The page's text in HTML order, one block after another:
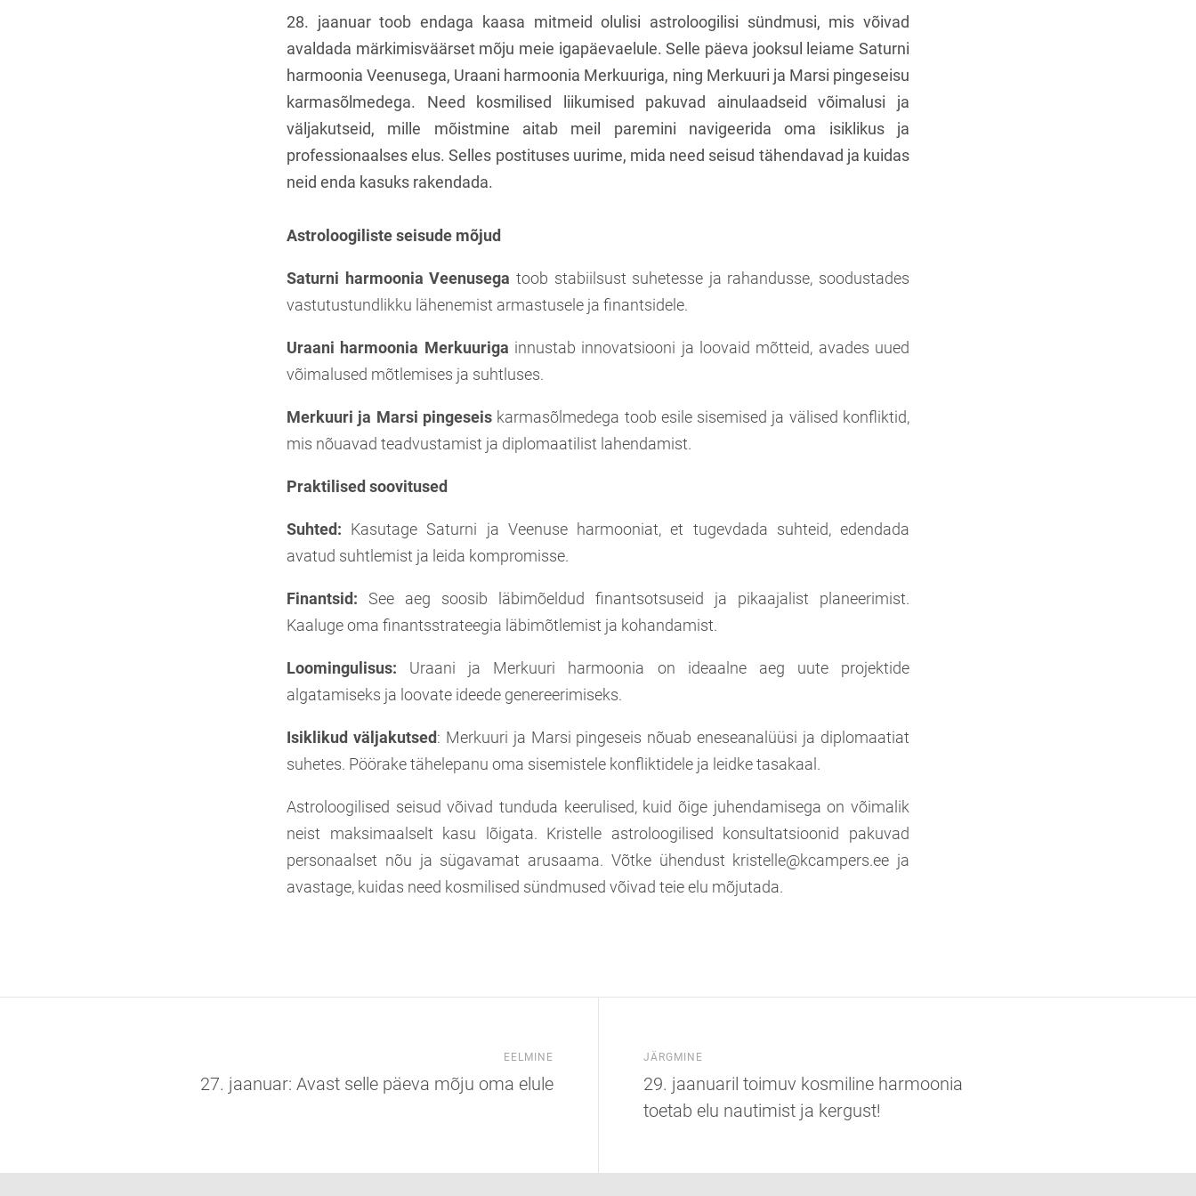
28. jaanuar toob endaga kaasa mitmeid olulisi astroloogilisi sündmusi, mis võivad
avaldada märkimisväärset mõju meie igapäevaelule. Selle päeva jooksul leiame Saturni
harmoonia Veenusega, Uraani harmoonia Merkuuriga, ning Merkuuri ja Marsi pingeseisu
karmasõlmedega. Need kosmilised liikumised pakuvad ainulaadseid võimalusi ja
väljakutseid, mille mõistmine aitab meil paremini navigeerida oma isiklikus ja
professionaalses elus. Selles postituses uurime, mida need seisud tähendavad ja kuidas
neid enda kasuks rakendada.
Astroloogiliste seisude mõjud
Saturni harmoonia Veenusega toob stabiilsust suhetesse ja rahandusse, soodustades
vastutustundlikku lähenemist armastusele ja finantsidele.
Uraani harmoonia Merkuuriga innustab innovatsiooni ja loovaid mõtteid, avades uued
võimalused mõtlemises ja suhtluses.
Merkuuri ja Marsi pingeseiskarmasõlmedega toob esile sisemised ja välised konfliktid,
mis nõuavad teadvustamist ja diplomaatilist lahendamist.
Praktilised soovitused
Suhted: Kasutage Saturni ja Veenuse harmooniat, et tugevdada suhteid, edendada
avatud suhtlemist ja leida kompromisse.
Finantsid: See aeg soosib läbimõeldud finantsotsuseid ja pikaajalist planeerimist.
Kaaluge oma finantsstrateegia läbimõtlemist ja kohandamist.
Loomingulisus: Uraani ja Merkuuri harmoonia on ideaalne aeg uute projektide
algatamiseks ja loovate ideede genereerimiseks.
Isiklikud väljakutsed: Merkuuri ja Marsi pingeseis nõuab eneseanalüüsi ja diplomaatiat
suhetes. Pöörake tähelepanu oma sisemistele konfliktidele ja leidke tasakaal.
Astroloogilised seisud võivad tunduda keerulised, kuid õige juhendamisega on võimalik
neist maksimaalselt kasu lõigata. Kristelle astroloogilised konsultatsioonid pakuvad
personaalset nõu ja sügavamat arusaama. Võtke ühendust kristelle@kcampers.ee ja
avastage, kuidas need kosmilised sündmused võivad teie elu mõjutada.
EELMINE
27. jaanuar: Avast selle päeva mõju oma elule
JÄRGMINE
29. jaanuaril toimuv kosmiline harmoonia
toetab elu nautimist ja kergust!